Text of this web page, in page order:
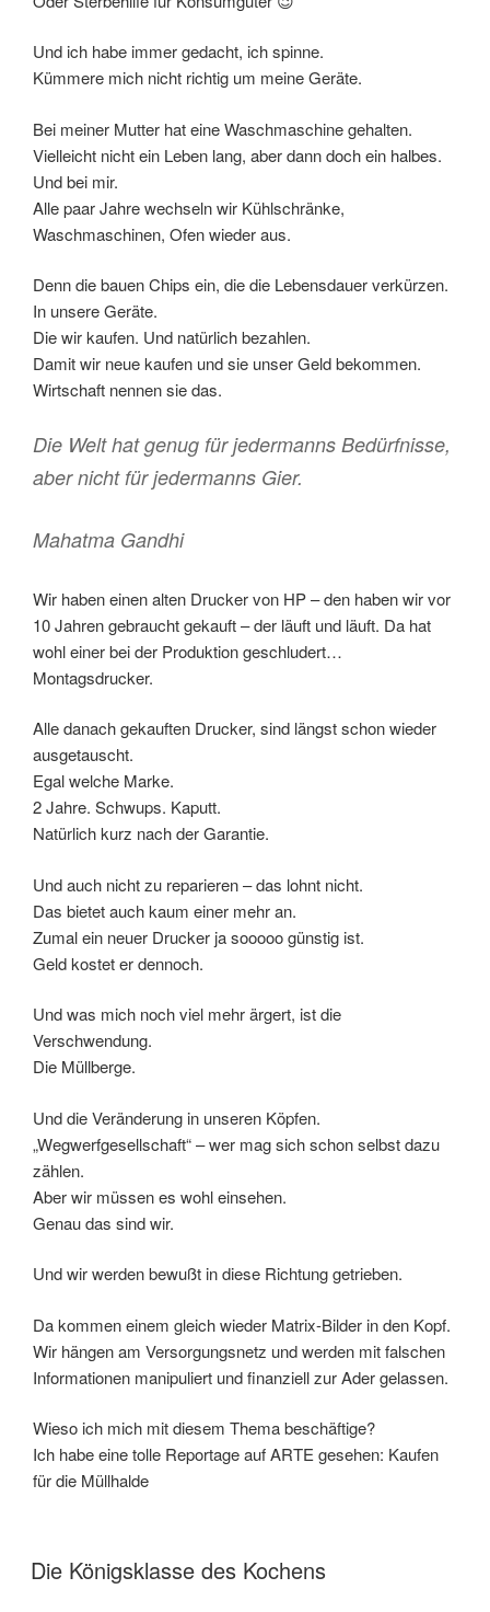
Und ich habe immer gedacht, ich spinne.
Kümmere mich nicht richtig um meine Geräte.
Bei meiner Mutter hat eine Waschmaschine gehalten.
Vielleicht nicht ein Leben lang, aber dann doch ein halbes.
Und bei mir.
Alle paar Jahre wechseln wir Kühlschränke,
Waschmaschinen, Ofen wieder aus.
Denn die bauen Chips ein, die die Lebensdauer verkürzen.
In unsere Geräte.
Die wir kaufen. Und natürlich bezahlen.
Damit wir neue kaufen und sie unser Geld bekommen.
Wirtschaft nennen sie das.
Die Welt hat genug für jedermanns Bedürfnisse,
aber nicht für jedermanns Gier.
Mahatma Gandhi
Wir haben einen alten Drucker von HP – den haben wir vor
10 Jahren gebraucht gekauft – der läuft und läuft. Da hat
wohl einer bei der Produktion geschludert…
Montagsdrucker.
Alle danach gekauften Drucker, sind längst schon wieder
ausgetauscht.
Egal welche Marke.
2 Jahre. Schwups. Kaputt.
Natürlich kurz nach der Garantie.
Und auch nicht zu reparieren – das lohnt nicht.
Das bietet auch kaum einer mehr an.
Zumal ein neuer Drucker ja sooooo günstig ist.
Geld kostet er dennoch.
Und was mich noch viel mehr ärgert, ist die
Verschwendung.
Die Müllberge.
Und die Veränderung in unseren Köpfen.
„Wegwerfgesellschaft“ – wer mag sich schon selbst dazu
zählen.
Aber wir müssen es wohl einsehen.
Genau das sind wir.
Und wir werden bewußt in diese Richtung getrieben.
Da kommen einem gleich wieder Matrix-Bilder in den Kopf.
Wir hängen am Versorgungsnetz und werden mit falschen
Informationen manipuliert und finanziell zur Ader gelassen.
Wieso ich mich mit diesem Thema beschäftige?
Ich habe eine tolle Reportage auf ARTE gesehen: Kaufen
für die Müllhalde
VERÖFFENTLICHT
AM
Die Königsklasse des Kochens